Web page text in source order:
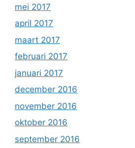
mei 2017
april 2017
maart 2017
februari 2017
januari 2017
december 2016
november 2016
oktober 2016
september 2016